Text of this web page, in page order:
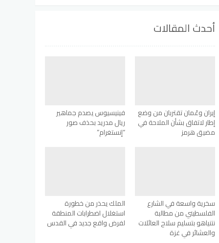
أحدث المقالات
إيران وعُمان تقتربان من وضع
إطار لاتفاق بشأن الملاحة في
مضيق هرمز
فينيسيوس يصدم جماهير
ريال مدريد بحذف صور
“إنستغرام”
سخرية واسعة في الشارع
الفلسطيني من مطالبة
نتنياهو بتسليم سلاح العائلات
والعشائر في غزة
الملك يحذر من خطورة
استغلال اضطرابات المنطقة
لفرض واقع جديد في القدس